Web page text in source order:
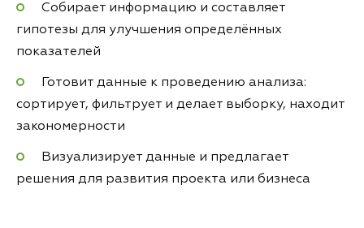
Собирает информацию и составляет
гипотезы для улучшения определённых
показателей
Готовит данные к проведению анализа:
сортирует, фильтрует и делает выборку, находит
закономерности
Визуализирует данные и предлагает
решения для развития проекта или бизнеса